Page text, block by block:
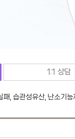
1:1 상담
, 습관성유산, 난소기